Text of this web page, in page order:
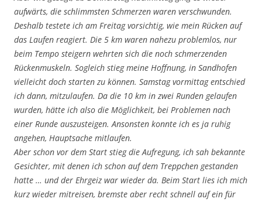
aufwärts, die schlimmsten Schmerzen waren verschwunden.
Deshalb testete ich am Freitag vorsichtig, wie mein Rücken auf
das Laufen reagiert. Die 5 km waren nahezu problemlos, nur
beim Tempo steigern wehrten sich die noch schmerzenden
Rückenmuskeln. Sogleich stieg meine Hoffnung, in Sandhofen
vielleicht doch starten zu können. Samstag vormittag entschied
ich dann, mitzulaufen. Da die 10 km in zwei Runden gelaufen
wurden, hätte ich also die Möglichkeit, bei Problemen nach
einer Runde auszusteigen. Ansonsten konnte ich es ja ruhig
angehen, Hauptsache mitlaufen.
Aber schon vor dem Start stieg die Aufregung, ich sah bekannte
Gesichter, mit denen ich schon auf dem Treppchen gestanden
hatte … und der Ehrgeiz war wieder da. Beim Start lies ich mich
kurz wieder mitreisen, bremste aber recht schnell auf ein für